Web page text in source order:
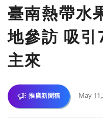
臺南熱帶水
地參訪 吸
主來
推廣新聞稿 May